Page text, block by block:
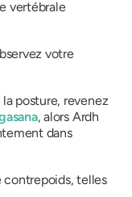
vertébrale
votre
posture, revenez
, alors Ardh
dans
contrepoids, telles